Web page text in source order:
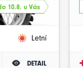
10.8. u Vás
Letní
DETAIL